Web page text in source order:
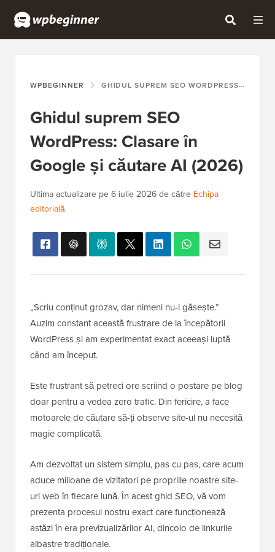
WPBEGINNER GHIDUL SUPREM SEO WORDPRESS: CLASARE ÎN GOOGLE ȘI CĂUTARE AI (2026)
Ghidul suprem SEO
WordPress: Clasare în
Google și căutare AI (2026)
Ultima actualizare pe6 iulie 2026de către Echipa
editorială
„Scriu conținut grozav, dar nimeni nu-l găsește.”
Auzim constant această frustrare de la începătorii
WordPress și am experimentat exact aceeași luptă
când am început.
Este frustrant să petreci ore scriind o postare pe blog
doar pentru a vedea zero trafic. Din fericire, a face
motoarele de căutare să-ți observe site-ul nu necesită
magie complicată.
Am dezvoltat un sistem simplu, pas cu pas, care acum
aduce milioane de vizitatori pe propriile noastre site-
uri web în fiecare lună. În acest ghid SEO, vă vom
prezenta procesul nostru exact care funcționează
astăzi în era previzualizărilor AI, dincolo de linkurile
albastre tradiționale.